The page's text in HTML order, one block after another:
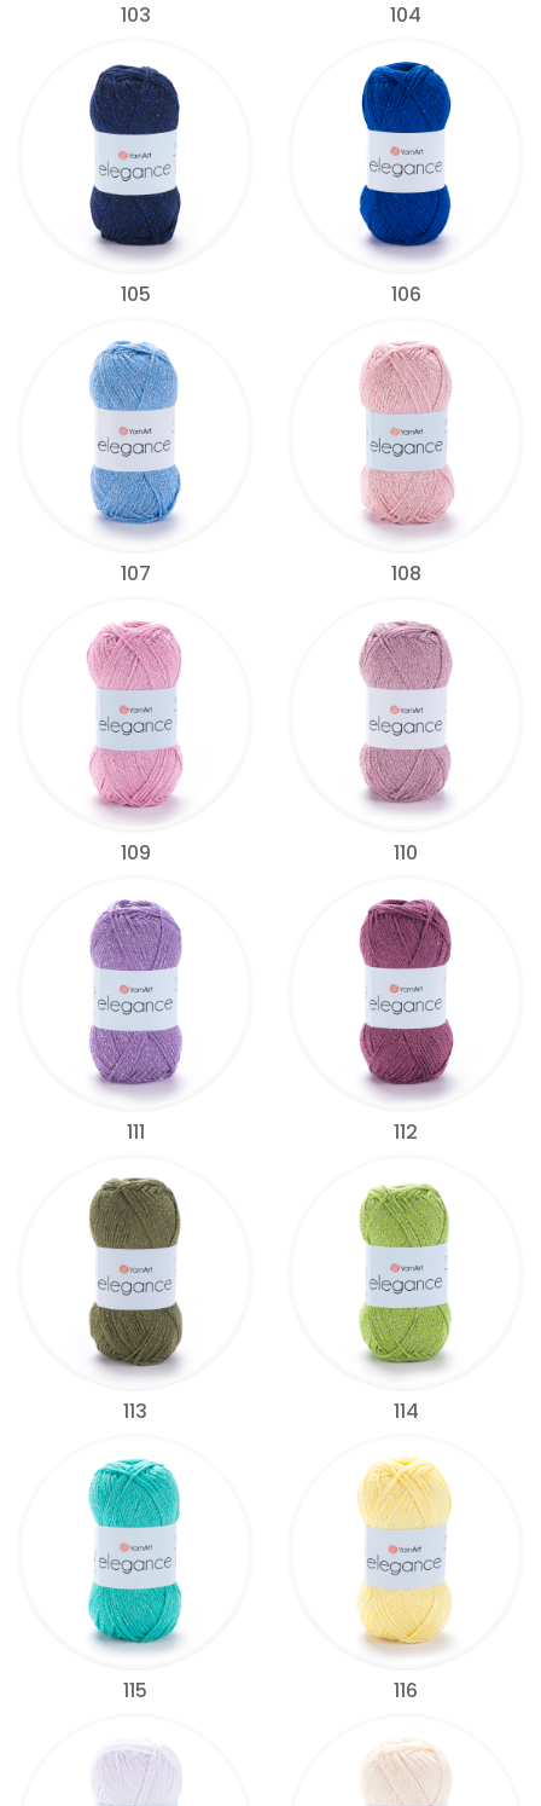
103 104
105 106
107 108
109 110
111 112
113 114
115 116